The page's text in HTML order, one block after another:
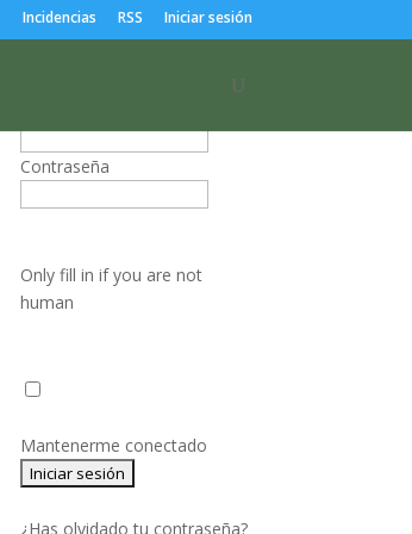
Incidencias RSS Iniciar sesión
Nombre de usuario o correo
Contraseña
Only fill in if you are not
human
Mantenerme conectado
¿Has olvidado tu contraseña?